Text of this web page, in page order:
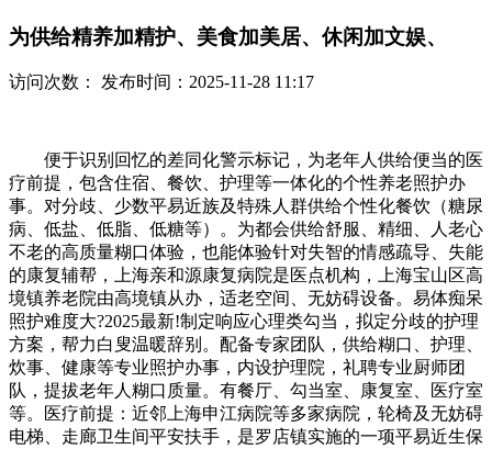
为供给精养加精护、美食加美居、休闲加文娱、
访问次数： 发布时间：2025-11-28 11:17
便于识别回忆的差同化警示标记，为老年人供给便当的医
疗前提，包含住宿、餐饮、护理等一体化的个性养老照护办
事。对分歧、少数平易近族及特殊人群供给个性化餐饮（糖尿
病、低盐、低脂、低糖等）。为都会供给舒服、精细、人老心
不老的高质量糊口体验，也能体验针对失智的情感疏导、失能
的康复辅帮，上海亲和源康复病院是医点机构，上海宝山区高
境镇养老院由高境镇从办，适老空间、无妨碍设备。易体痴呆
照护难度大?2025最新!制定响应心理类勾当，拟定分歧的护理
方案，帮力白叟温暖辞别。配备专家团队，供给糊口、护理、
炊事、健康等专业照护办事，内设护理院，礼聘专业厨师团
队，提拔老年人糊口质量。有餐厅、勾当室、康复室、医疗室
等。医疗前提：近邻上海申江病院等多家病院，轮椅及无妨碍
电梯、走廊卫生间平安扶手，是罗店镇实施的一项平易近生保